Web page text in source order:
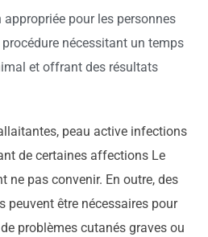
appropriée pour les personnes
nécessitant un temps
et offrant des résultats
peau active infections
de certaines affections Le
ne pas convenir. En outre, des
peuvent être nécessaires pour
problèmes cutanés graves ou